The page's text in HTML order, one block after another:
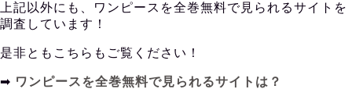
上記以外にも、ワンピースを全巻無料で見られるサイトを
調査しています！
是非ともこちらもご覧ください！
➡︎ ワンピースを全巻無料で見られるサイトは？